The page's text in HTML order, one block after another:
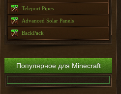
Teleport Pipes
Advanced Solar Panels
BackPack
Популярное для Minecraft